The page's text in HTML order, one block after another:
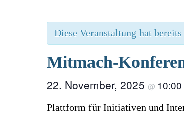
Diese Veranstaltung hat
Mitmach-
22. November, 2025 @ 10:00
Plattform für Initiativen und